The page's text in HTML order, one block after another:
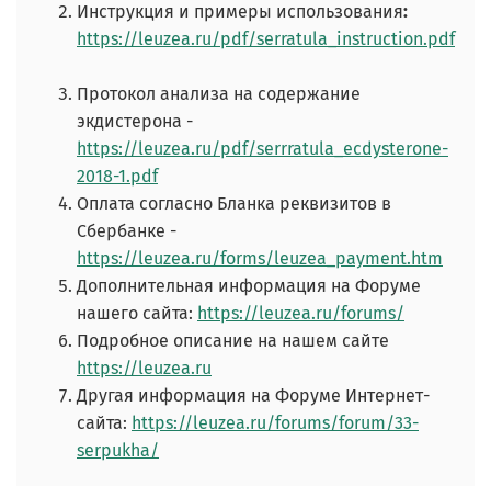
Инструкция и примеры использования:
https://leuzea.ru/pdf/serratula_instruction.pdf
Протокол анализа на содержание
экдистерона -
https://leuzea.ru/pdf/serrratula_ecdysterone-
2018-1.pdf
Оплата согласно Бланка реквизитов в
Сбербанке -
https://leuzea.ru/forms/leuzea_payment.htm
Дополнительная информация на Форуме
нашего сайта: https://leuzea.ru/forums/
Подробное описание на нашем сайте
https://leuzea.ru
Другая информация на Форуме Интернет-
сайта: https://leuzea.ru/forums/forum/33-
serpukha/